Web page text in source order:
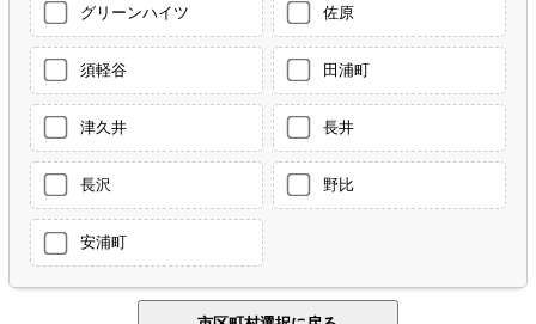
グリーンハイツ 佐原
須軽谷 田浦町
津久井 長井
長沢 野比
安浦町